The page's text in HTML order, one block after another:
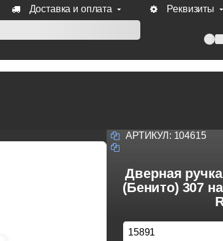
Доставка и оплата Реквизиты
Tupai, Extreza, Melodia, Forme при оплате по
АРТИКУЛ: 104615
Дверная
(Бенито) 307
15891